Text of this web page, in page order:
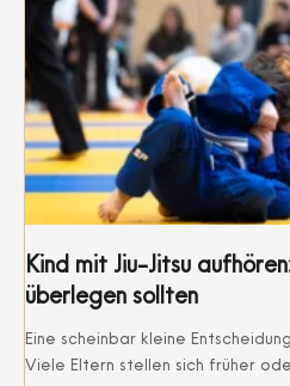
Kind mit Jiu-Jitsu
überlegen sollten
Eine scheinbar kleine
Viele Eltern stellen sich früher